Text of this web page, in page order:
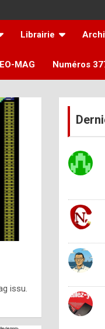
Librairie
MAG Numéros
issu.